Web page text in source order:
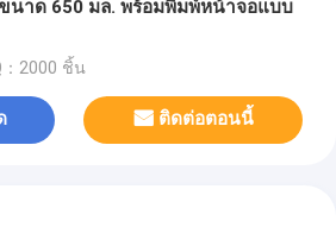
ขนาด 650 มล. พร้อมพิมพ์หน้าจอแบบ
：2000 ชิ้น
ติดต่อตอนนี้